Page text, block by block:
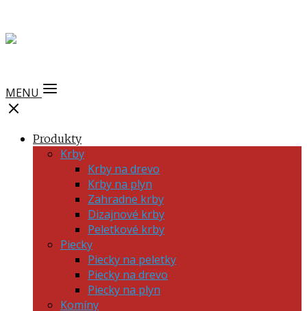
MENU
Produkty
Krby
Krby na drevo
Krby na plyn
Zahradne krby
Dizajnové krby
Peletkové krby
Piecky
Piecky na peletky
Piecky na drevo
Piecky na plyn
Komíny